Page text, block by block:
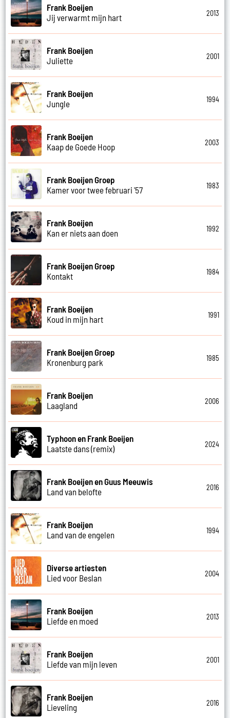
Frank Boeijen
Jij verwarmt mijn hart
2013
Frank Boeijen
Juliette
2001
Frank Boeijen
Jungle
1994
Frank Boeijen
Kaap de Goede Hoop
2003
Frank Boeijen Groep
Kamer voor twee februari '57
1983
Frank Boeijen
Kan er niets aan doen
1992
Frank Boeijen Groep
Kontakt
1984
Frank Boeijen
Koud in mijn hart
1991
Frank Boeijen Groep
Kronenburg park
1985
Frank Boeijen
Laagland
2006
Typhoon en Frank Boeijen
Laatste dans (remix)
2024
Frank Boeijen en Guus Meeuwis
Land van belofte
2016
Frank Boeijen
Land van de engelen
1994
Diverse artiesten
Lied voor Beslan
2004
Frank Boeijen
Liefde en moed
2013
Frank Boeijen
Liefde van mijn leven
2001
Frank Boeijen
Lieveling
2016